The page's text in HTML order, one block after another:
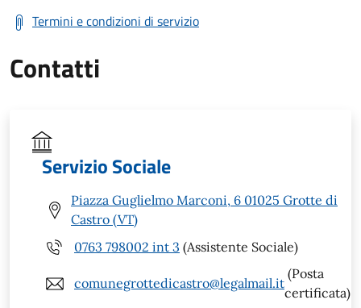
Termini e condizioni di servizio
Contatti
Servizio Sociale
Piazza Guglielmo Marconi, 6 01025 Grotte di
Castro (VT)
0763 798002 int 3 (Assistente Sociale)
comunegrottedicastro@legalmail.it
(Posta
certificata)